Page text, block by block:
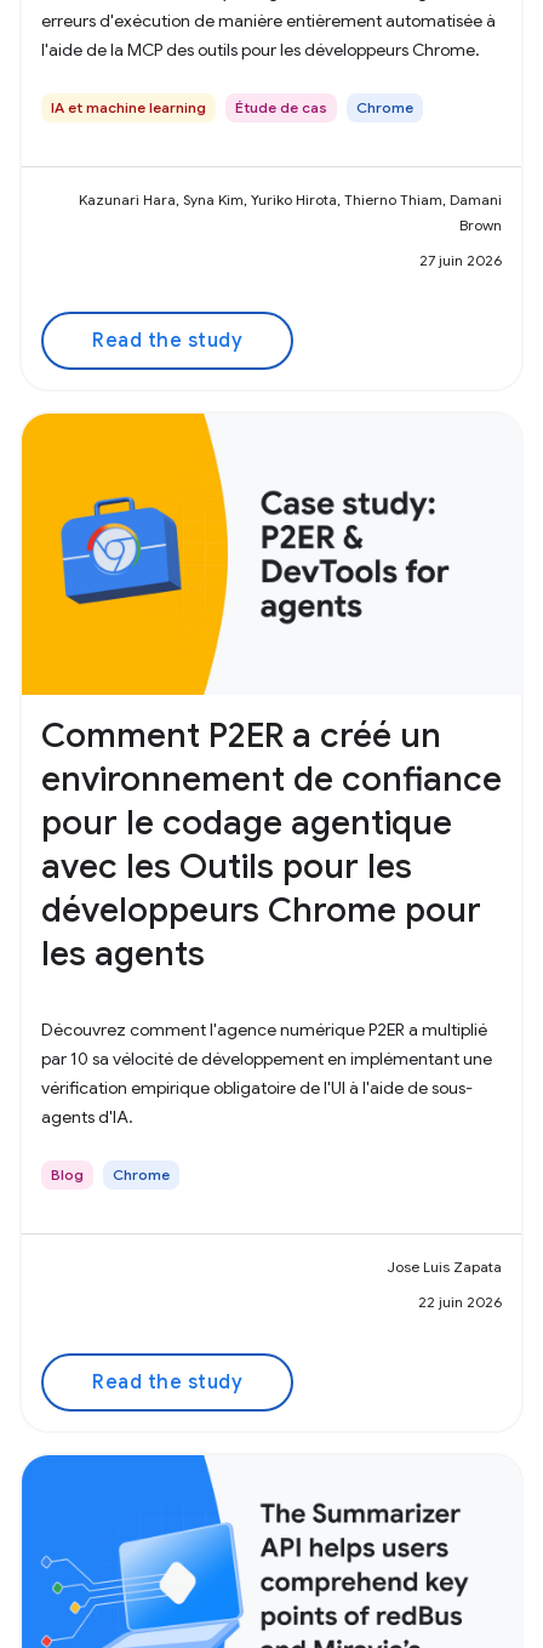
erreurs d'exécution de manière entièrement automatisée à
l'aide de la MCP des outils pour les développeurs Chrome.
IA et machine learning Étude de cas Chrome
Kazunari Hara, Syna Kim, Yuriko Hirota, Thierno Thiam, Damani
Brown
27 juin 2026
Read the study
Comment P2ER a créé un
environnement de confiance
pour le codage agentique
avec les Outils pour les
développeurs Chrome pour
les agents
Découvrez comment l'agence numérique P2ER a multiplié
par 10 sa vélocité de développement en implémentant une
vérification empirique obligatoire de l'UI à l'aide de sous-
agents d'IA.
Blog Chrome
Jose Luis Zapata
22 juin 2026
Read the study